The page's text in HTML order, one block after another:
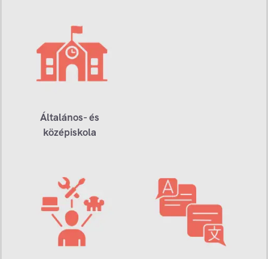
Általános- és
középiskola